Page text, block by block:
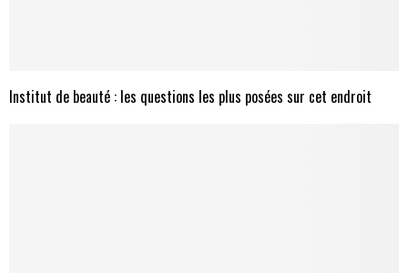
Institut de beauté : les questions les plus posées sur cet endroit